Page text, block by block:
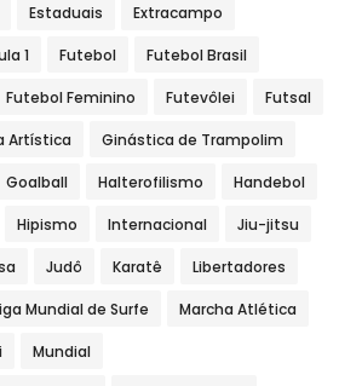
Estaduais Extracampo
1 Futebol Futebol Brasil
Futebol Feminino Futevôlei Futsal
Artística Ginástica de Trampolim
Goalball Halterofilismo Handebol
Hipismo Internacional Jiu-jitsu
Judô Karatê Libertadores
Mundial de Surfe Marcha Atlética
Mundial